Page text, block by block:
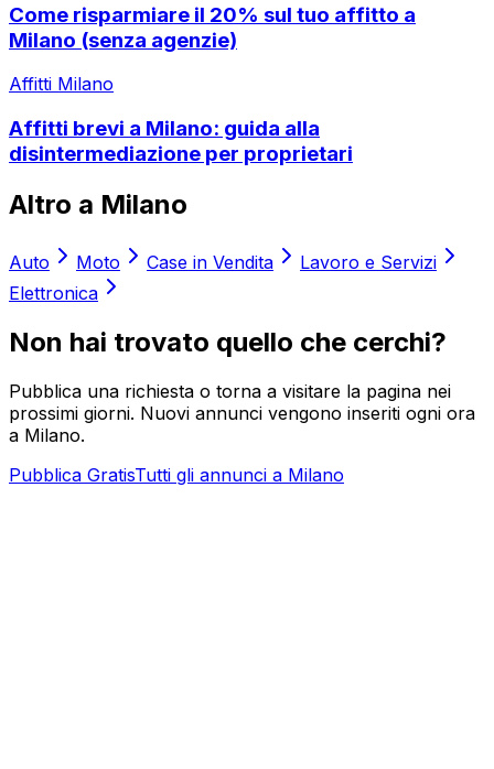
Come risparmiare il 20% sul tuo affitto a
Milano (senza agenzie)
Affitti Milano
Affitti brevi a Milano: guida alla
disintermediazione per proprietari
Altro a Milano
Auto Moto Case in Vendita
Lavoro e Servizi
Elettronica
Non hai trovato quello che cerchi?
Pubblica una richiesta o torna a visitare la pagina nei
prossimi giorni. Nuovi annunci vengono inseriti ogni ora
a Milano.
Pubblica GratisTutti gli annunci a Milano